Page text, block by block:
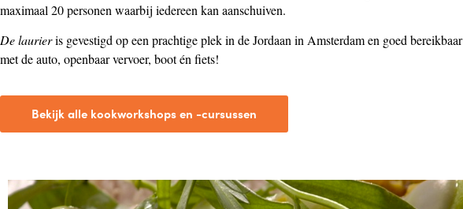
maximaal 20 personen waarbij iedereen kan aanschuiven.
De laurieris gevestigd op een prachtige plek in de Jordaan in Amsterdam en goed bereikbaar
met de auto, openbaar vervoer, boot én fiets!
Bekijk alle kookworkshops en -cursussen